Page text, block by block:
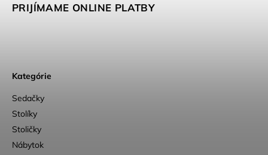
PRIJÍMAME ONLINE PLATBY
Kategórie
Sedačky
Stolíky
Stoličky
Nábytok